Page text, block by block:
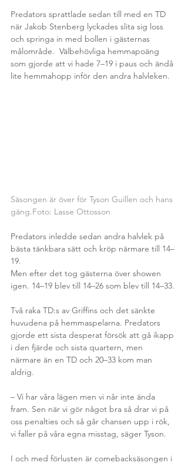
Predators sprattlade sedan till med en TD
när Jakob Stenberg lyckades slita sig loss
och springa in med bollen i gästernas
målområde.  Välbehövliga hemmapoäng
som gjorde att vi hade 7–19 i paus och ändå
lite hemmahopp inför den andra halvleken.
Säsongen är över för Tyson Guillen och hans
gäng.Foto: Lasse Ottosson
Predators inledde sedan andra halvlek på
bästa tänkbara sätt och kröp närmare till 14–
19.
Men efter det tog gästerna över showen
igen. 14–19 blev till 14–26 som blev till 14–33.
Två raka TD:s av Griffins och det sänkte
huvudena på hemmaspelarna. Predators
gjorde ett sista desperat försök att gå ikapp
i den fjärde och sista quartern, men
närmare än en TD och 20–33 kom man
aldrig.
– Vi har våra lägen men vi når inte ända
fram. Sen när vi gör något bra så drar vi på
oss penalties och så går chansen upp i rök,
vi faller på våra egna misstag, säger Tyson.
I och med förlusten är comebacksäsongen i